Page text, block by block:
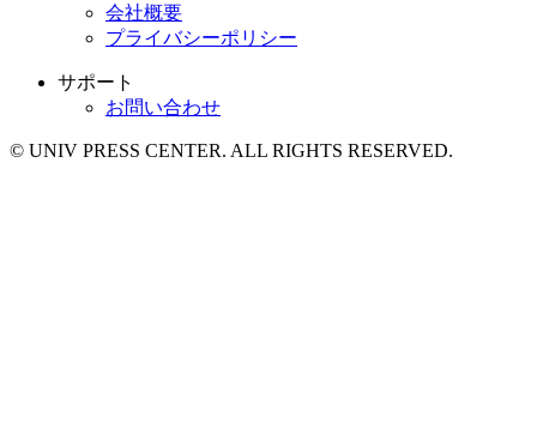
会社概要
プライバシーポリシー
サポート
お問い合わせ
© UNIV PRESS CENTER. ALL RIGHTS RESERVED.